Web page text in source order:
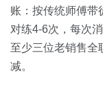
房地产
金融
资源中心
全部
关于我们
账：按传统师傅带
对练4-6次，每次
至少三位老销售全
减。